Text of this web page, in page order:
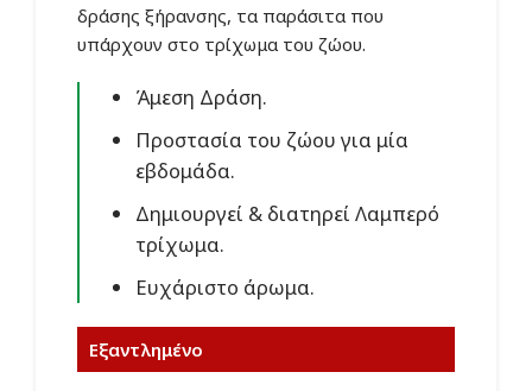
δράσης ξήρανσης, τα παράσιτα που
υπάρχουν στο τρίχωμα του ζώου.
Άμεση Δράση.
Προστασία του ζώου για μία
εβδομάδα.
Δημιουργεί & διατηρεί Λαμπερό
τρίχωμα.
Ευχάριστο άρωμα.
Εξαντλημένο